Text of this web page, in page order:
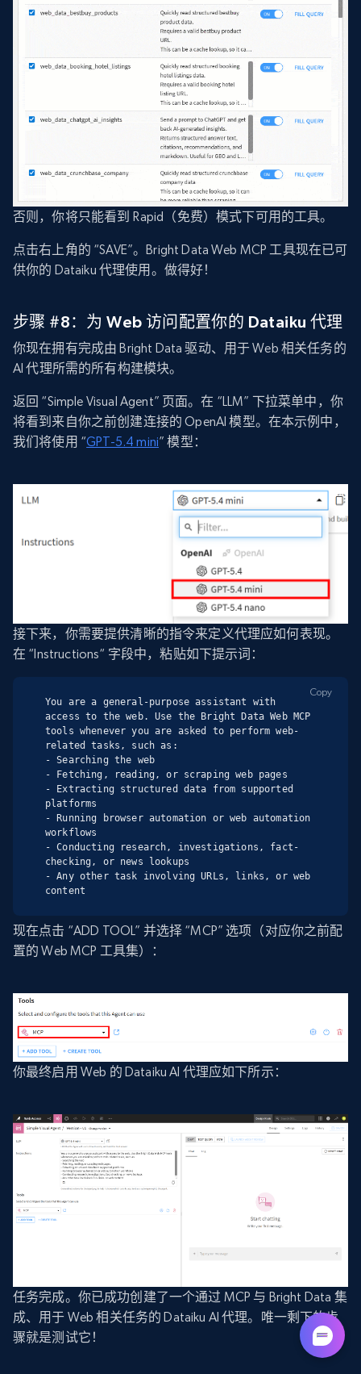
否则，你将只能看到 Rapid（免费）模式下可用的工具。
点击右上角的 “SAVE”。Bright Data Web MCP 工具现在已可
供你的 Dataiku 代理使用。做得好！
步骤 #8：为 Web 访问配置你的 Dataiku 代理
你现在拥有完成由 Bright Data 驱动、用于 Web 相关任务的
AI 代理所需的所有构建模块。
返回 “Simple Visual Agent” 页面。在 “LLM” 下拉菜单中，你
将看到来自你之前创建连接的 OpenAI 模型。在本示例中，
我们将使用 “GPT-5.4 mini” 模型：
接下来，你需要提供清晰的指令来定义代理应如何表现。
在 “Instructions“ 字段中，粘贴如下提示词：
You are a general-purpose assistant with
access to the web. Use the Bright Data Web MCP
tools whenever you are asked to perform web-
related tasks, such as:
- Searching the web
- Fetching, reading, or scraping web pages
- Extracting structured data from supported
platforms
- Running browser automation or web automation
workflows
- Conducting research, investigations, fact-
checking, or news lookups
- Any other task involving URLs, links, or web
content
Copy
现在点击 “ADD TOOL” 并选择 “MCP” 选项（对应你之前配
置的 Web MCP 工具集）：
你最终启用 Web 的 Dataiku AI 代理应如下所示：
任务完成。你已成功创建了一个通过 MCP 与 Bright Data 集
成、用于 Web 相关任务的 Dataiku AI 代理。唯一剩下的步
骤就是测试它！